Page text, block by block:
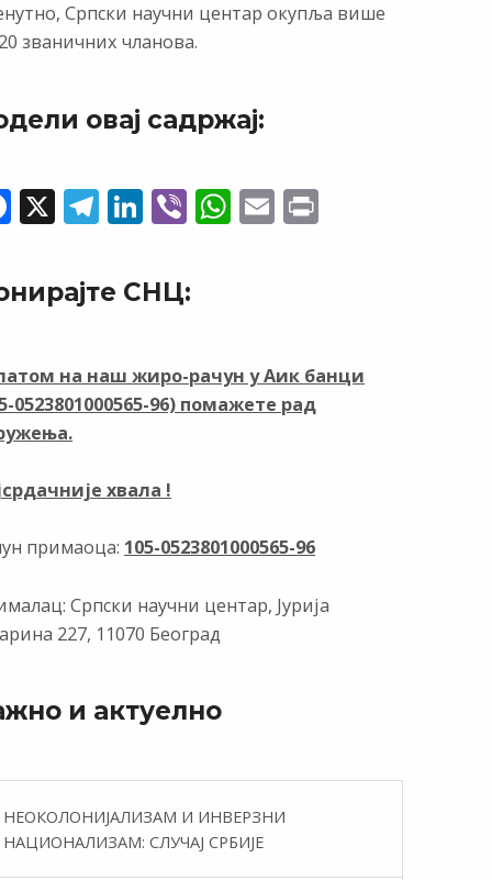
Српски научни центар окупља више
званичних чланова.
овај садржај:
F
e
b
o
k
X T
e
gr
m
Li
k
e
n
Vi
er
W
p
p
E
СНЦ:
на наш жиро-рачун у Аик банци
0523801000565-96) помажете рад
хвала !
примаоца: 105-0523801000565-96
Српски научни центар, Јурија
227, 11070 Београд
и актуелно
НЕОКОЛОНИЈАЛИЗАМ И ИНВЕРЗНИ
НАЦИОНАЛИЗАМ: СЛУЧАЈ СРБИЈЕ